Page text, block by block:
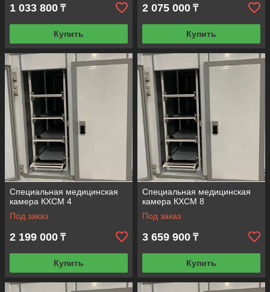
Предоплата
Внесение 100% оплаты любым удобным
способом.
Доставка
Сбор товара и отправка выбранным
перевозчиком.
Prof Торг — медицинское холодильное
оборудование с гарантией
1 033 800 ₸
Купить
2 075 000 ₸
Купить
Специальная медицинская
камера КХСМ 4
Под заказ
2 199 000 ₸
Купить
Специальная медицинская
камера КХСМ 8
Под заказ
3 659 900 ₸
Купить